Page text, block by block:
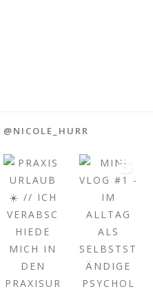
@NICOLE_HURR